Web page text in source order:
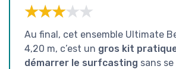
★★★★★
★★★★★
Au final, cet ensemble Ultimate
4,20 m, c’est un gros kit
démarrer le surfcasting sans